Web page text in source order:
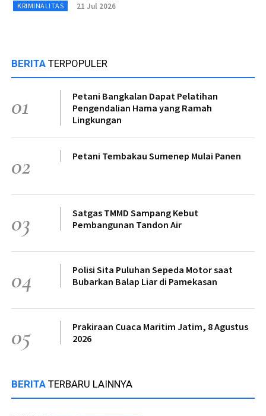
KRIMINALITAS 21 Jul 2026
BERITA TERPOPULER
01
Petani Bangkalan Dapat Pelatihan
Pengendalian Hama yang Ramah
Lingkungan
02 Petani Tembakau Sumenep Mulai Panen
03
Satgas TMMD Sampang Kebut
Pembangunan Tandon Air
04
Polisi Sita Puluhan Sepeda Motor saat
Bubarkan Balap Liar di Pamekasan
05
Prakiraan Cuaca Maritim Jatim, 8 Agustus
2026
BERITA TERBARU LAINNYA